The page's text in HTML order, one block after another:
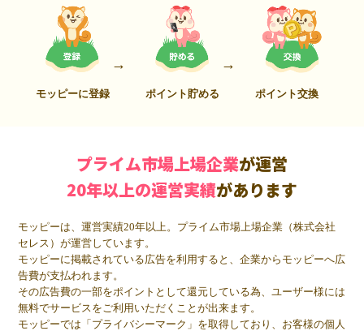
モッピーに登録 ポイント貯める ポイント交換
プライム市場上場企業が運営
20年以上の運営実績があります
モッピーは、運営実績20年以上。プライム市場上場企業（株式会社
セレス）が運営しています。
モッピーに掲載されている広告を利用すると、企業からモッピーへ広
告費が支払われます。
その広告費の一部をポイントとして還元している為、ユーザー様には
無料でサービスをご利用いただくことが出来ます。
モッピーでは「プライバシーマーク」を取得しており、お客様の個人